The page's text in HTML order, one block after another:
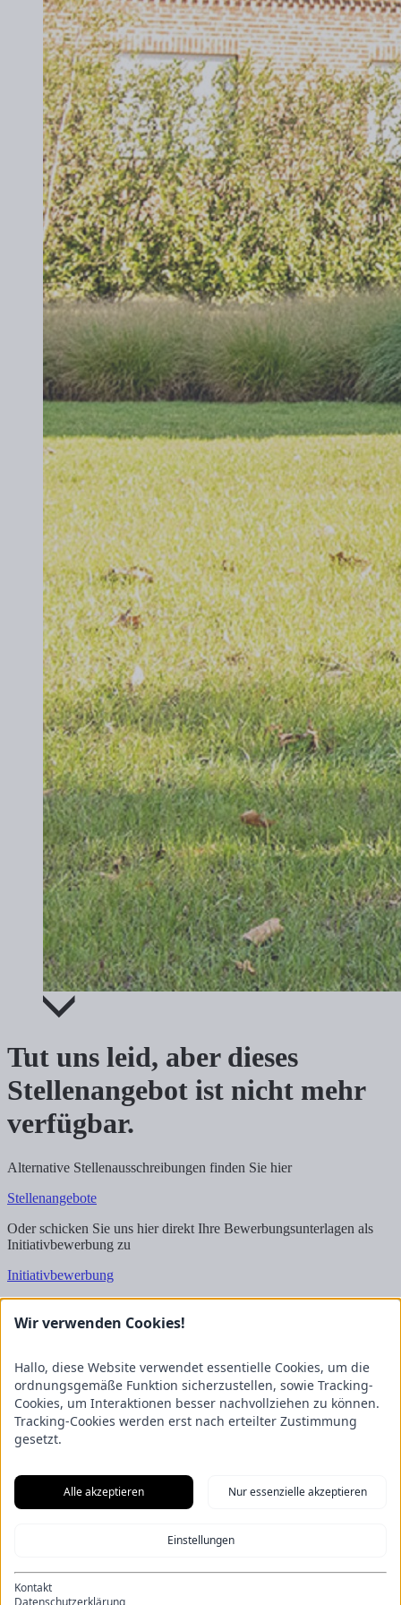
Tut uns leid, aber dieses
Stellenangebot ist nicht mehr
verfügbar.
Alternative Stellenausschreibungen finden Sie hier
Stellenangebote
Oder schicken Sie uns hier direkt Ihre Bewerbungsunterlagen als
Initiativbewerbung zu
Initiativbewerbung
FRICKE Group SE & Co. KG
Zum Kreuzkamp 7
27404 Heeslingen
Unternehmensbereiche
Fricke Holding
PARTSHofmeister & MeinckeTREX.PARTS
ImpressumDatenschutzerklärungKontakt
F.Explore – Programmieren für Nicht-Programmierer
Projekt 2025/2026Wenn alle Rädchen ineinandergreifen – Eine
Eröffnung der besonderen Art
Wir verwenden Cookies!
Hallo, diese Website verwendet essentielle Cookies, um die
ordnungsgemäße Funktion sicherzustellen, sowie Tracking-
Cookies, um Interaktionen besser nachvollziehen zu können.
Tracking-Cookies werden erst nach erteilter Zustimmung
gesetzt.
Alle akzeptieren Nur essenzielle akzeptieren
Einstellungen
Kontakt
Datenschutzerklärung